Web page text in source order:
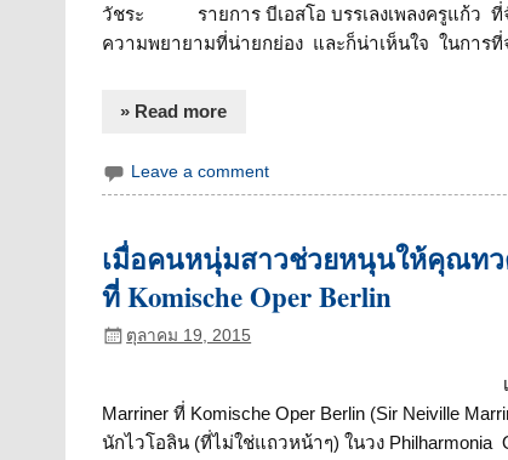
วัชระ รายการ บีเอสโอ บรรเลงเพลงครูแก้ว ที่
ความพยายามที่น่ายกย่อง และก็น่าเห็นใจ ในการที่
» Read more
Leave a comment
เมื่อคนหนุ่มสาวช่วยหนุนให้คุณทว
ที่ Komische Oper Berlin
ตุลาคม 19, 2015
Marriner ที่ Komische Oper Berlin (Sir
นักไวโอลิน (ที่ไม่ใช่แถวหน้าๆ) ในวง Philharmonia